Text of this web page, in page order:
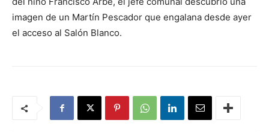
imagen de un Martín Pescador que engalana desde ayer
el acceso al Salón Blanco.